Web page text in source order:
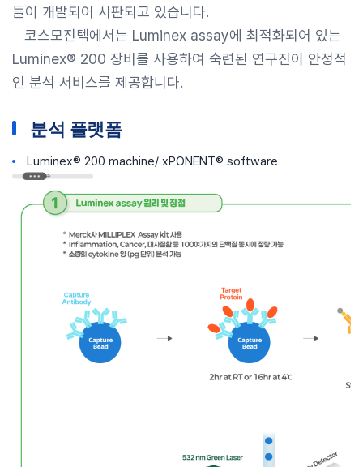
들이 개발되어 시판되고 있습니다.
코스모진텍에서는 Luminex assay에 최적화되어 있는
Luminex® 200 장비를 사용하여 숙련된 연구진이 안정적
인 분석 서비스를 제공합니다.
분석 플랫폼
Luminex® 200 machine/ xPONENT® software